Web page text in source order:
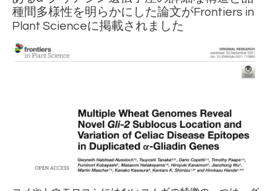
種間多様性を明らかにした論文がFrontiers in
Plant Scienceに掲載されました